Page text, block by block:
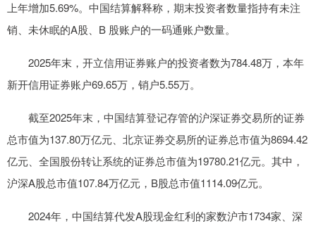
上年增加5.69%。中国结算解释称，期末投资者数量指持有未注
销、未休眠的A股、B 股账户的一码通账户数量。
2025年末，开立信用证券账户的投资者数为784.48万，本年
新开信用证券账户69.65万，销户5.55万。
截至2025年末，中国结算登记存管的沪深证券交易所的证券
总市值为137.80万亿元、北京证券交易所的证券总市值为8694.42
亿元、全国股份转让系统的证券总市值为19780.21亿元。其中，
沪深A股总市值107.84万亿元，B股总市值1114.09亿元。
2024年，中国结算代发A股现金红利的家数沪市1734家、深